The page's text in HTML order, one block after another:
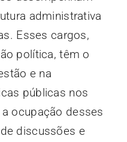
administrativa
Esses cargos,
política, têm o
e na
públicas nos
ocupação desses
discussões e